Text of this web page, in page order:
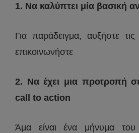
1. Να καλύπτει μία βασική
Για παράδειγμα, αυξήστε
επικοινωνήστε
2. Να έχει μια προτροπή
call to action
Άμα είναι ένα μήνυμα